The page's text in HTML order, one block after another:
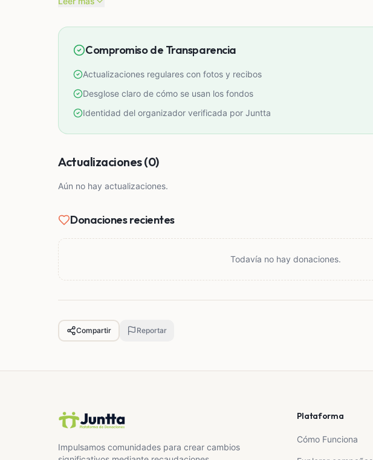
Compromiso de Transparencia
Actualizaciones regulares con fotos y recibos
Desglose claro de cómo se usan los fondos
Identidad del organizador verificada por Juntta
Actualizaciones (0)
Aún no hay actualizaciones.
Donaciones recientes
Todavía no hay donaciones.
Compartir Reportar
Impulsamos comunidades para crear cambios
Plataforma
Cómo Funciona